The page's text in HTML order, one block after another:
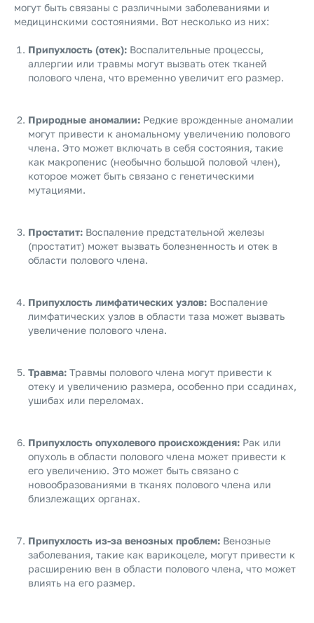
могут быть связаны с различными заболеваниями и
медицинскими состояниями. Вот несколько из них:
Припухлость (отек): Воспалительные процессы,
аллергии или травмы могут вызвать отек тканей
полового члена, что временно увеличит его размер.
Природные аномалии: Редкие врожденные аномалии
могут привести к аномальному увеличению полового
члена. Это может включать в себя состояния, такие
как макропенис (необычно большой половой член),
которое может быть связано с генетическими
мутациями.
Простатит: Воспаление предстательной железы
(простатит) может вызвать болезненность и отек в
области полового члена.
Припухлость лимфатических узлов: Воспаление
лимфатических узлов в области таза может вызвать
увеличение полового члена.
Травма: Травмы полового члена могут привести к
отеку и увеличению размера, особенно при ссадинах,
ушибах или переломах.
Припухлость опухолевого происхождения: Рак или
опухоль в области полового члена может привести к
его увеличению. Это может быть связано с
новообразованиями в тканях полового члена или
близлежащих органах.
Припухлость из-за венозных проблем: Венозные
заболевания, такие как варикоцеле, могут привести к
расширению вен в области полового члена, что может
влиять на его размер.